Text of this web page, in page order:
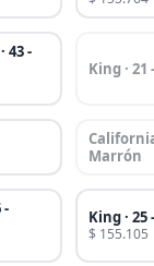
43 -
King ·
Marrón
-
King ·
$ 155.105